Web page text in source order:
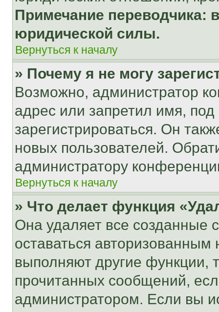
Примечание переводчика:
юридической силы.
Вернуться к началу
» Почему я не могу
Возможно, администратор
адрес или запретил имя,
зарегистрироваться. Он
новых пользователей.
администратору
Вернуться к началу
» Что делает функция
Она удаляет все созданные
оставаться
выполняют другие функции,
прочитанных сообщений,
администратором. Если вы